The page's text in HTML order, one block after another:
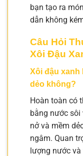
bạn tạo ra món
dẫn không
Câu Hỏi
Xôi Đậu
Xôi đậu xanh
dẻo không?
Hoàn toàn có
bằng nước sôi
nở và mềm
ngâm. Quan
lượng nước và